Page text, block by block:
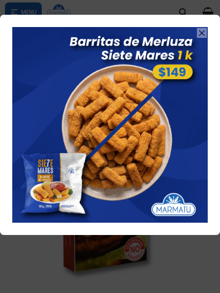

según su zona
0

Hamburguesa De Soja 6 Unid